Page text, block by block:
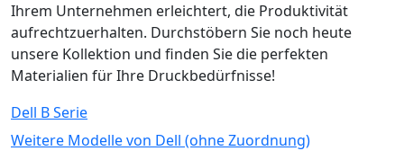
Ihrem Unternehmen erleichtert, die Produktivität
aufrechtzuerhalten. Durchstöbern Sie noch heute
unsere Kollektion und finden Sie die perfekten
Materialien für Ihre Druckbedürfnisse!
Dell B Serie
Weitere Modelle von Dell (ohne Zuordnung)